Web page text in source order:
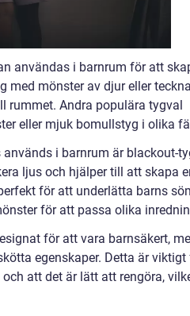
användas i barnrum för att
med mönster av djur eller
rummet. Andra populära tygval
eller mjuk bomullstyg i olika
i barnrum är blackout-
ljus och hjälper till att skapa
för att underlätta barns
för att passa olika
för att vara barnsäkert,
egenskaper. Detta är
att det är lätt att rengöra,